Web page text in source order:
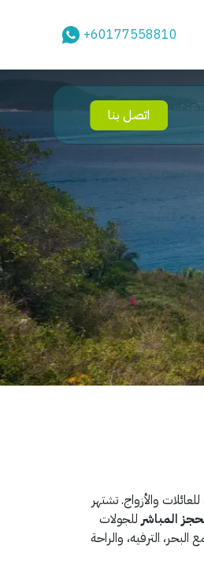
+60177558810
اتصل بنا
والأزواج. تشتهر
المباشرللجولات
الترفيه، والراحة